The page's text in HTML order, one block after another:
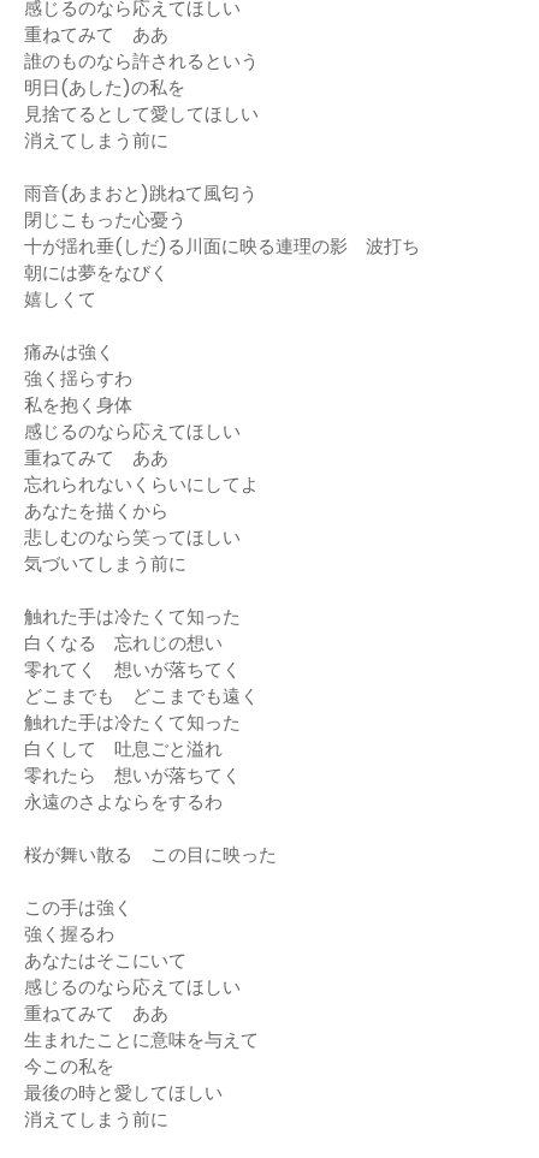
感じるのなら応えてほしい
重ねてみて ああ
誰のものなら許されるという
明日(あした)の私を
見捨てるとして愛してほしい
消えてしまう前に
雨音(あまおと)跳ねて風匂う
閉じこもった心憂う
十が揺れ垂(しだ)る川面に映る連理の影 波打ち
朝には夢をなびく
嬉しくて
痛みは強く
強く揺らすわ
私を抱く身体
感じるのなら応えてほしい
重ねてみて ああ
忘れられないくらいにしてよ
あなたを描くから
悲しむのなら笑ってほしい
気づいてしまう前に
触れた手は冷たくて知った
白くなる 忘れじの想い
零れてく 想いが落ちてく
どこまでも どこまでも遠く
触れた手は冷たくて知った
白くして 吐息ごと溢れ
零れたら 想いが落ちてく
永遠のさよならをするわ
桜が舞い散る この目に映った
この手は強く
強く握るわ
あなたはそこにいて
感じるのなら応えてほしい
重ねてみて ああ
生まれたことに意味を与えて
今この私を
最後の時と愛してほしい
消えてしまう前に